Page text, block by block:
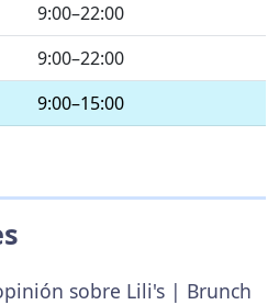
9:00–22:00
9:00–22:00
9:00–15:00
sobre Lili's | Brunch